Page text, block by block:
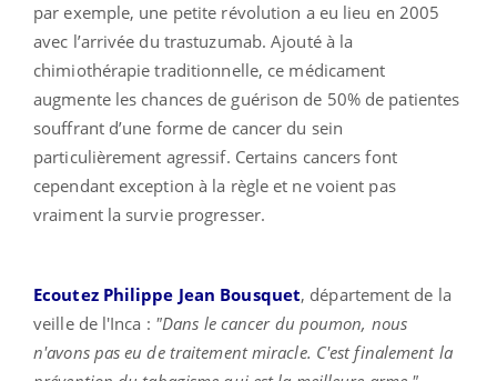
par exemple, une petite révolution a eu lieu en 2005
avec l’arrivée du trastuzumab. Ajouté à la
chimiothérapie traditionnelle, ce médicament
augmente les chances de guérison de 50% de patientes
souffrant d’une forme de cancer du sein
particulièrement agressif. Certains cancers font
cependant exception à la règle et ne voient pas
vraiment la survie progresser.
Ecoutez Philippe Jean Bousquet, département de la
veille de l'Inca : "Dans le cancer du poumon, nous
n'avons pas eu de traitement miracle. C'est finalement la